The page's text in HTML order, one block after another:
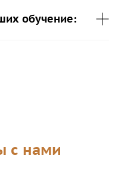
обучение:
с нами